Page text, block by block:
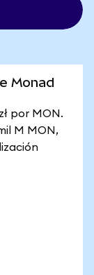
Monad
por MON.
M MON,